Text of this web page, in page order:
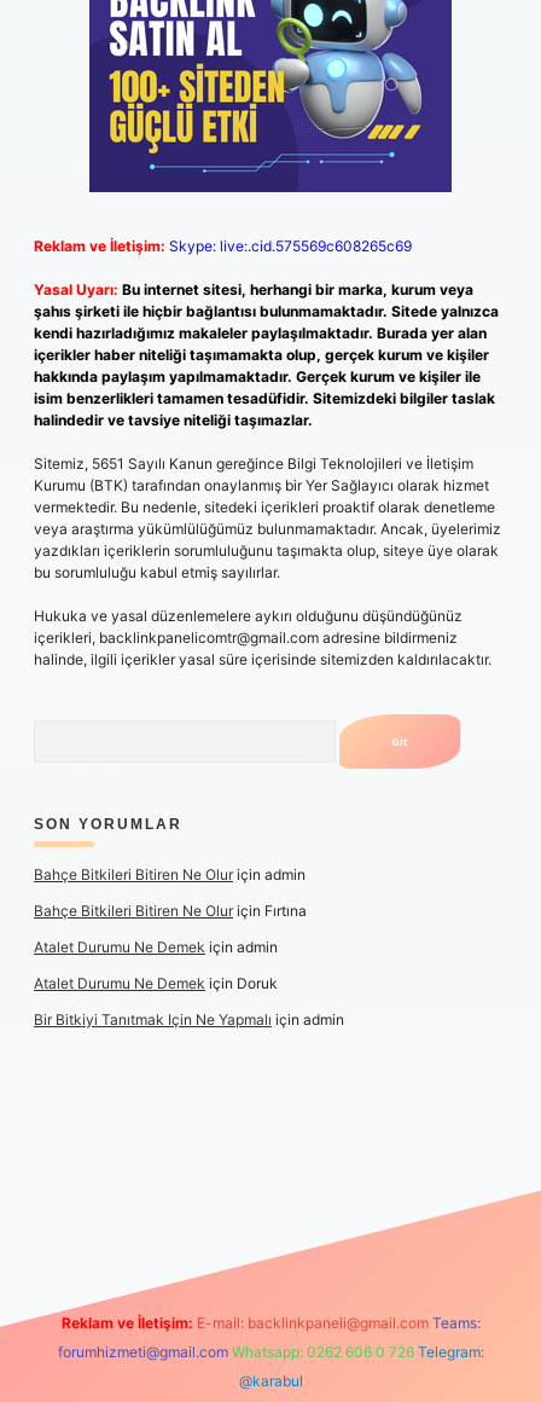
Reklam ve İletişim: Skype: live:.cid.575569c608265c69
Yasal Uyarı: Bu internet sitesi, herhangi bir marka, kurum veya
şahıs şirketi ile hiçbir bağlantısı bulunmamaktadır. Sitede yalnızca
kendi hazırladığımız makaleler paylaşılmaktadır. Burada yer alan
içerikler haber niteliği taşımamakta olup, gerçek kurum ve kişiler
hakkında paylaşım yapılmamaktadır. Gerçek kurum ve kişiler ile
isim benzerlikleri tamamen tesadüfidir. Sitemizdeki bilgiler taslak
halindedir ve tavsiye niteliği taşımazlar.
Sitemiz, 5651 Sayılı Kanun gereğince Bilgi Teknolojileri ve İletişim
Kurumu (BTK) tarafından onaylanmış bir Yer Sağlayıcı olarak hizmet
vermektedir. Bu nedenle, sitedeki içerikleri proaktif olarak denetleme
veya araştırma yükümlülüğümüz bulunmamaktadır. Ancak, üyelerimiz
yazdıkları içeriklerin sorumluluğunu taşımakta olup, siteye üye olarak
bu sorumluluğu kabul etmiş sayılırlar.
Hukuka ve yasal düzenlemelere aykırı olduğunu düşündüğünüz
içerikleri, backlinkpanelicomtr@gmail.com adresine bildirmeniz
halinde, ilgili içerikler yasal süre içerisinde sitemizden kaldırılacaktır.
SON YORUMLAR
Bahçe Bitkileri Bitiren Ne Oluriçin admin
Bahçe Bitkileri Bitiren Ne Oluriçin Fırtına
Atalet Durumu Ne Demek için admin
Atalet Durumu Ne Demek için Doruk
Bir Bitkiyi Tanıtmak Için Ne Yapmalı için admin
Reklam ve İletişim: E-mail: backlinkpaneli@gmail.com Teams:
forumhizmeti@gmail.com Whatsapp: 0262 606 0 726 Telegram:
@karabul